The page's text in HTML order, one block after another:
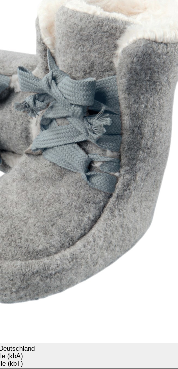
(kbA)
(kbT)